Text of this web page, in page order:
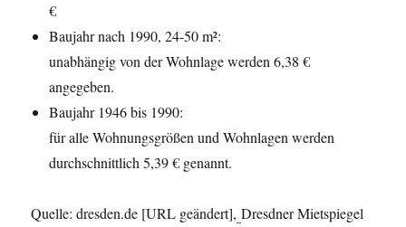
€
Baujahr nach 1990, 24-50 m²:
unabhängig von der Wohnlage werden 6,38 €
angegeben.
Baujahr 1946 bis 1990:
für alle Wohnungsgrößen und Wohnlagen werden
durchschnittlich 5,39 € genannt.
Quelle: dresden.de [URL geändert], Dresdner Mietspiegel